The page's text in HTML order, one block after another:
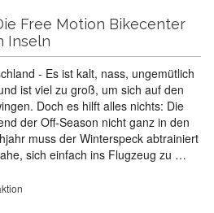
Free Motion Bikecenter
Inseln
- Es ist kalt, nass, ungemütlich
ist viel zu groß, um sich auf den
Doch es hilft alles nichts: Die
der Off-Season nicht ganz in den
muss der Winterspeck abtrainiert
sich einfach ins Flugzeug zu …